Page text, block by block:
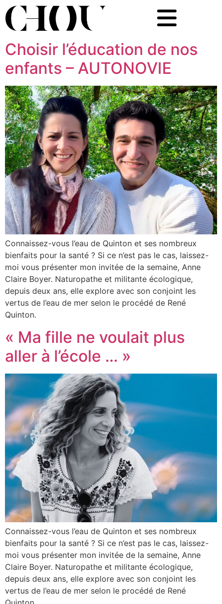
Choisir l’éducation de nos
enfants – AUTONOVIE
Connaissez-vous l’eau de Quinton et ses nombreux
bienfaits pour la santé ? Si ce n’est pas le cas, laissez-
moi vous présenter mon invitée de la semaine, Anne
Claire Boyer. Naturopathe et militante écologique,
depuis deux ans, elle explore avec son conjoint les
vertus de l’eau de mer selon le procédé de René
Quinton.
« Ma fille ne voulait plus
aller à l’école … »
Connaissez-vous l’eau de Quinton et ses nombreux
bienfaits pour la santé ? Si ce n’est pas le cas, laissez-
moi vous présenter mon invitée de la semaine, Anne
Claire Boyer. Naturopathe et militante écologique,
depuis deux ans, elle explore avec son conjoint les
vertus de l’eau de mer selon le procédé de René